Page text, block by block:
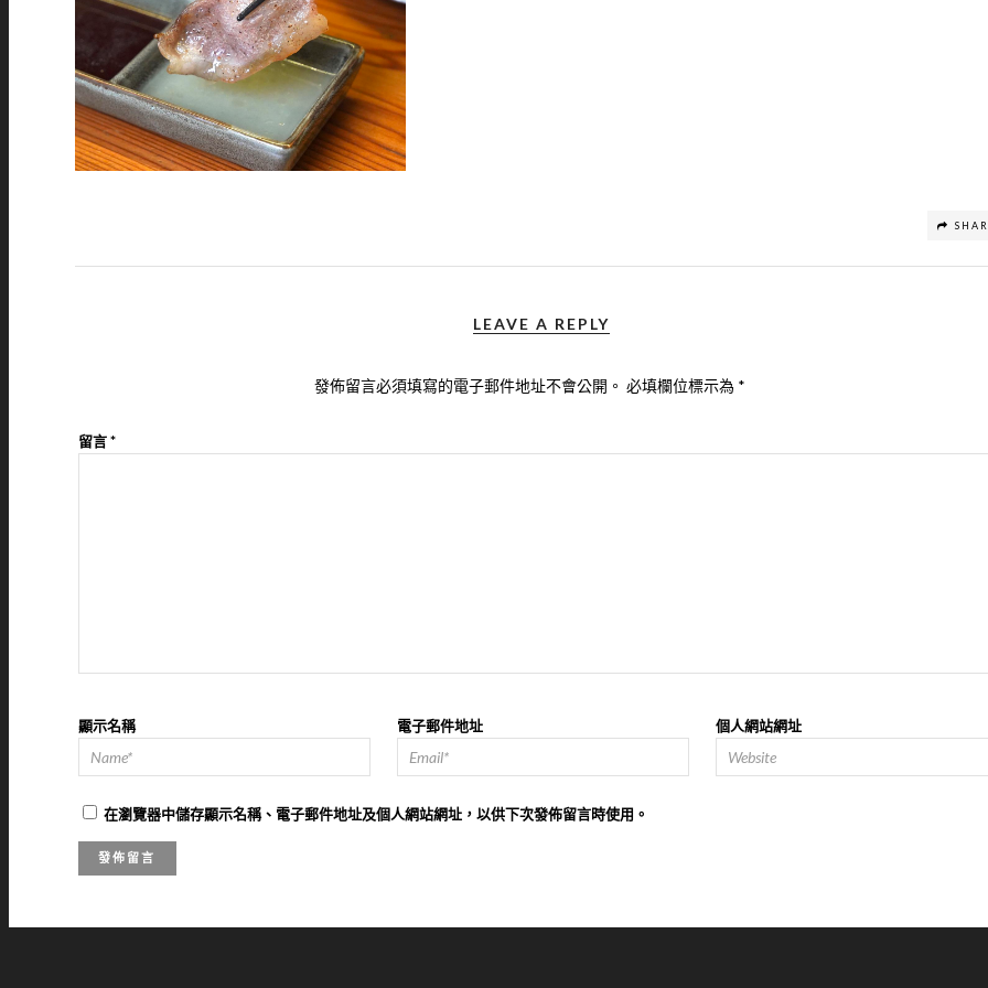
LEAVE A REPLY
發佈留言必須填寫的電子郵件地址不會公開。 必填欄位標示為 *
留言*
顯示名稱 電子郵件地址 個人網站網址
在瀏覽器中儲存顯示名稱、電子郵件地址及個人網站網址，以供下次發佈留言時使用。